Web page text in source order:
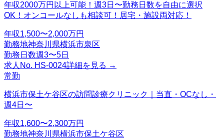
年収2000万円以上可能！週3日〜勤務日数を自由に選択
OK！オンコールなしも相談可！居宅・施設両対応！
年収1,500〜2,000万円
勤務地神奈川県横浜市泉区
勤務日数週3〜5日
求人No. HS-0024詳細を見る →
常勤
横浜市保土ケ谷区の訪問診療クリニック｜当直・OCなし・
週4日〜
年収1,600〜2,300万円
勤務地神奈川県横浜市保土ケ谷区